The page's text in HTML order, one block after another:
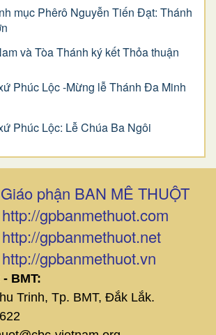
mục Phêrô Nguyễn Tiến Đạt: Thánh
và Tòa Thánh ký kết Thỏa thuận
Phúc Lộc -Mừng lễ Thánh Đa Minh
Phúc Lộc: Lễ Chúa Ba Ngôi
Giáo phận BAN MÊ THUỘT
http://gpbanmethuot.com
http://gpbanmethuot.net
http://gpbanmethuot.vn
BMT:
Trinh, Tp. BMT, Đắk Lắk.